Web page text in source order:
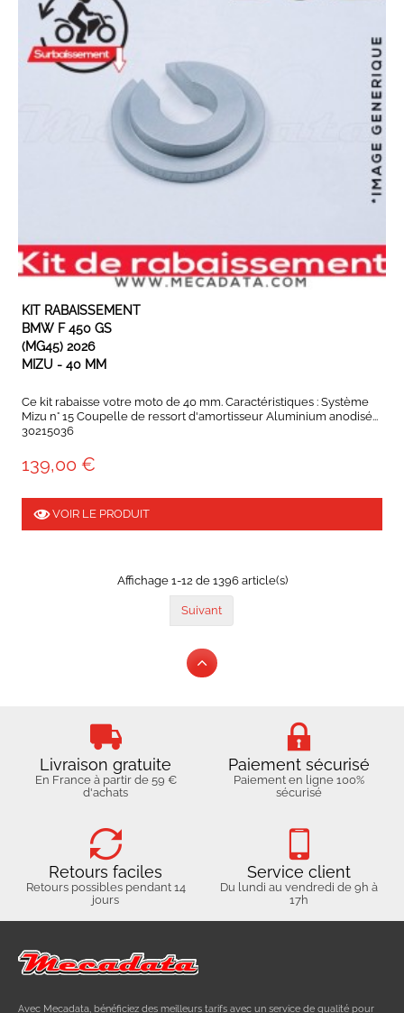
KIT RABAISSEMENT
BMW F 450 GS
(MG45) 2026
MIZU - 40 MM
Ce kit rabaisse votre moto de 40 mm. Caractéristiques : Système
Mizu n° 15 Coupelle de ressort d'amortisseur Aluminium anodisé...
30215036
139,00 €
VOIR LE PRODUIT
Affichage 1-12 de 1396 article(s)
Suivant
Livraison gratuite
En France à partir de 59 €
d'achats
Paiement sécurisé
Paiement en ligne 100%
sécurisé
Retours faciles
Retours possibles pendant 14
jours
Service client
Du lundi au vendredi de 9h à
17h
Avec Mecadata, bénéficiez des meilleurs tarifs avec un service de qualité pour